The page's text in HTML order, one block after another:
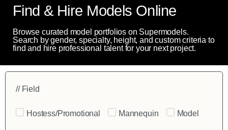
Find & Hire Models Online
Browse curated model portfolios on Supermodels.
Search by gender, specialty, height, and custom criteria to
find and hire professional talent for your next project.
// Field
Hostess/Promotional Mannequin Model